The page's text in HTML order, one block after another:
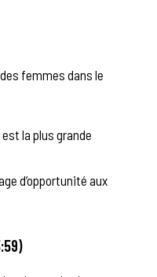
femmes dans le
la plus grande
d’opportunité aux